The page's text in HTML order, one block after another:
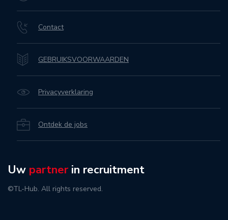
Contact
GEBRUIKSVOORWAARDEN
Privacyverklaring
Ontdek de jobs
Uw partner in recruitment
©TL-Hub. All rights reserved.